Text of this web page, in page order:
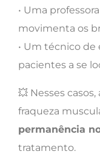
• Uma
movimenta os
• Um técnico
pacientes a se
💥 Nesses
fraqueza
permanência
tratamento.